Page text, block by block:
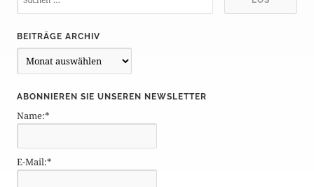
BEITRÄGE ARCHIV
e
t
r
g
e
ABONNIEREN SIE UNSEREN NEWSLETTER
Name:*
E-Mail:*